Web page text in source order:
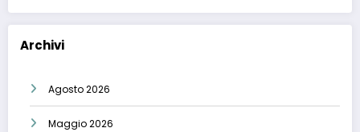
Archivi
Agosto 2026
Maggio 2026